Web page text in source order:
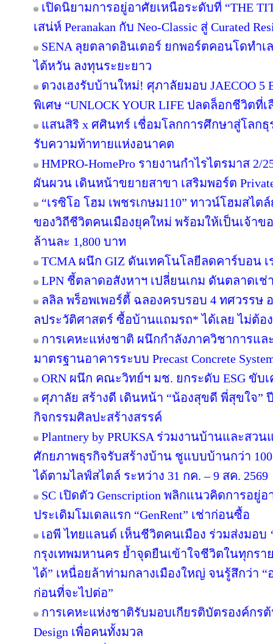
เปิดนิยามการอยู่อาศัยเหนือระดับที่ “THE
เสน่ห์ Peranakan กับ Neo-Classic สู่ Curated
SENA ลุยตลาดอินเตอร์ ยกพอร์ตคอนโดทำเ
ไต้หวัน ลงทุนระยะยาว
ดวงเฮงรับบ้านใหม่! ศุภาลัยมอบ JAECOO
พิเศษ “UNLOCK YOUR LIFE ปลดล็อกชีวิตที่เ
แสนสิริ x ศศินทร์ เชื่อมโลกการศึกษาสู่โลกธุ
รับความท้าทายแห่งอนาคต
HMPRO-HomePro รายงานกำไรไตรมาส 2/
ผันผวน เดินหน้าขยายสาขา เสริมพอร์ต
“เรซิโอ โฮม เพชรเกษม110” ทาวน์โฮมสไ
ของวิถีชีวิตคนเมืองยุคใหม่ พร้อมให้เป็นเจ้าข
ล้านละ 1,800 บาท
TCMA ผนึก GIZ ดันเทคโนโลยีลดคาร์บอน เ
LPN ชี้ตลาดอสังหาฯ เปลี่ยนเกม ดันตลาดเ
ลลิล พร็อพเพอร์ตี้ ฉลองครบรอบ 4 ทศวรรษ
ลประวัติศาสตร์ ซื้อบ้านแถมรถ* ได้เลย ไม่ต้อ
การเคหะแห่งชาติ ผนึกกำลังภาควิชาการแ
มาตรฐานอาคารระบบ Precast Concrete
ORN ผนึก คณะวิทย์ฯ มช. ยกระดับ ESG ขับ
ศุภาลัย สร้างดี เดินหน้า “น้องสุขดี พี่สุขใจ”
กิจกรรมศิลปะสร้างสรรค์
Plantnery by PRUKSA ร่วมงานบ้านและสวน
ศักยภาพธุรกิจรับสร้างบ้าน ชูแบบบ้านกว่า
ได้ตามไลฟ์สไตล์ ระหว่าง 31 กค. – 9 สค. 2569
SC เปิดตัว Genscription พลิกแนวคิดการอ
ประเดิมโมเดลแรก “GenRent” เช่าก่อนซื้อ
เอพี ไทยแลนด์ เห็นชีวิตคนเมือง ร่วมส่งมอบ
กรุงเทพมหานคร ย้ำจุดยืนเข้าใจชีวิตในทุกรา
ได้” เหนื่อยล้าท่ามกลางเมืองใหญ่ จนรู้สึกว่า
ก่อนที่จะไปต่อ”
การเคหะแห่งชาติรับมอบเกียรติบัตรองค์กร
Design เพื่อคนทั้งมวล